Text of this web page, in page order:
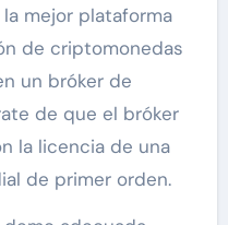
mejor plataforma
de criptomonedas
un bróker de
de que el bróker
la licencia de una
de primer orden.